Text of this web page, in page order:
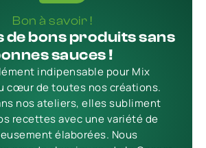
Bon à savoir !
de bons produits sans
sauces !
indipensable pour Mix
cœur de toutes nos créations.
nos ateliers, elles subliment
recettes avec une variété de
élaborées. Nous